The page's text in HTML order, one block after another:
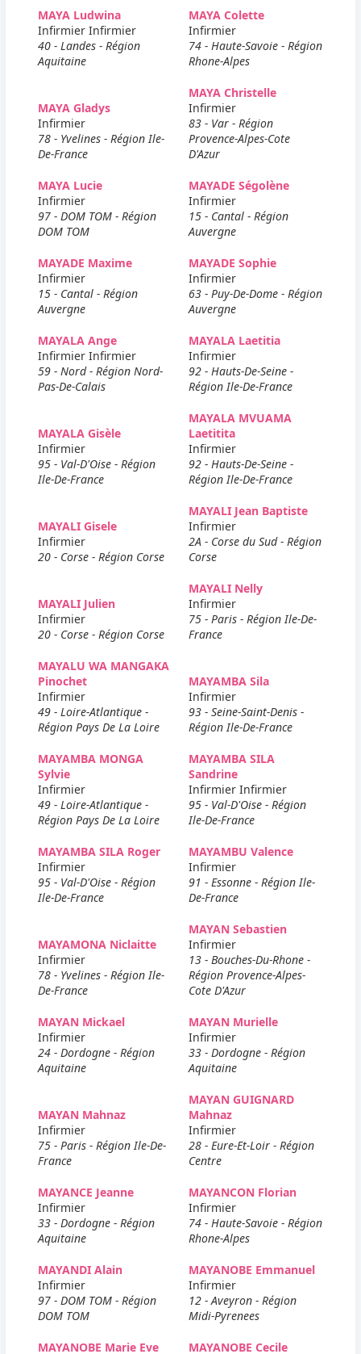
MAYA Ludwina
Infirmier Infirmier
40 - Landes - Région
Aquitaine
MAYA Colette
Infirmier
74 - Haute-Savoie - Région
Rhone-Alpes
MAYA Gladys
Infirmier
78 - Yvelines - Région Ile-
De-France
MAYA Christelle
Infirmier
83 - Var - Région
Provence-Alpes-Cote
D'Azur
MAYA Lucie
Infirmier
97 - DOM TOM - Région
DOM TOM
MAYADE Ségolène
Infirmier
15 - Cantal - Région
Auvergne
MAYADE Maxime
Infirmier
15 - Cantal - Région
Auvergne
MAYADE Sophie
Infirmier
63 - Puy-De-Dome - Région
Auvergne
MAYALA Ange
Infirmier Infirmier
59 - Nord - Région Nord-
Pas-De-Calais
MAYALA Laetitia
Infirmier
92 - Hauts-De-Seine -
Région Ile-De-France
MAYALA Gisèle
Infirmier
95 - Val-D'Oise - Région
Ile-De-France
MAYALA MVUAMA
Laetitita
Infirmier
92 - Hauts-De-Seine -
Région Ile-De-France
MAYALI Gisele
Infirmier
20 - Corse - Région Corse
MAYALI Jean Baptiste
Infirmier
2A - Corse du Sud - Région
Corse
MAYALI Julien
Infirmier
20 - Corse - Région Corse
MAYALI Nelly
Infirmier
75 - Paris - Région Ile-De-
France
MAYALU WA MANGAKA
Pinochet
Infirmier
49 - Loire-Atlantique -
Région Pays De La Loire
MAYAMBA Sila
Infirmier
93 - Seine-Saint-Denis -
Région Ile-De-France
MAYAMBA MONGA
Sylvie
Infirmier
49 - Loire-Atlantique -
Région Pays De La Loire
MAYAMBA SILA
Sandrine
Infirmier Infirmier
95 - Val-D'Oise - Région
Ile-De-France
MAYAMBA SILA Roger
Infirmier
95 - Val-D'Oise - Région
Ile-De-France
MAYAMBU Valence
Infirmier
91 - Essonne - Région Ile-
De-France
MAYAMONA Niclaitte
Infirmier
78 - Yvelines - Région Ile-
De-France
MAYAN Sebastien
Infirmier
13 - Bouches-Du-Rhone -
Région Provence-Alpes-
Cote D'Azur
MAYAN Mickael
Infirmier
24 - Dordogne - Région
Aquitaine
MAYAN Murielle
Infirmier
33 - Dordogne - Région
Aquitaine
MAYAN Mahnaz
Infirmier
75 - Paris - Région Ile-De-
France
MAYAN GUIGNARD
Mahnaz
Infirmier
28 - Eure-Et-Loir - Région
Centre
MAYANCE Jeanne
Infirmier
33 - Dordogne - Région
Aquitaine
MAYANCON Florian
Infirmier
74 - Haute-Savoie - Région
Rhone-Alpes
MAYANDI Alain
Infirmier
97 - DOM TOM - Région
DOM TOM
MAYANOBE Emmanuel
Infirmier
12 - Aveyron - Région
Midi-Pyrenees
MAYANOBE Marie Eve MAYANOBE Cecile